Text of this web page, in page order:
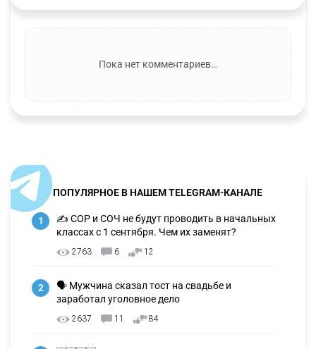
Пока нет комментариев…
✍️ СОР и СОЧ не будут проводить в начальных
классах с 1 сентября. Чем их заменят?
🗣 Мужчина сказал тост на свадьбе и
заработал уголовное дело